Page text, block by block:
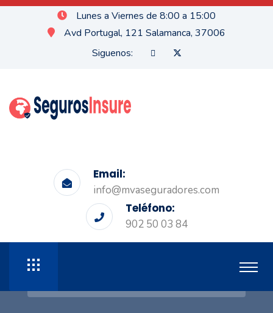
Lunes a Viernes de 8:00 a 15:00
Avd Portugal, 121 Salamanca, 37006
Siguenos:
Email:
info@mvaseguradores.com
Teléfono:
902 50 03 84